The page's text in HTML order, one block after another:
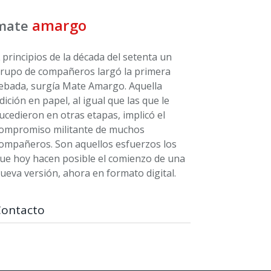
amargo
principios de la década del setenta un
de compañeros largó la primera
surgía Mate Amargo. Aquella
en papel, al igual que las que le
en otras etapas, implicó el
militante de muchos
Son aquellos esfuerzos los
hoy hacen posible el comienzo de una
versión, ahora en formato digital.